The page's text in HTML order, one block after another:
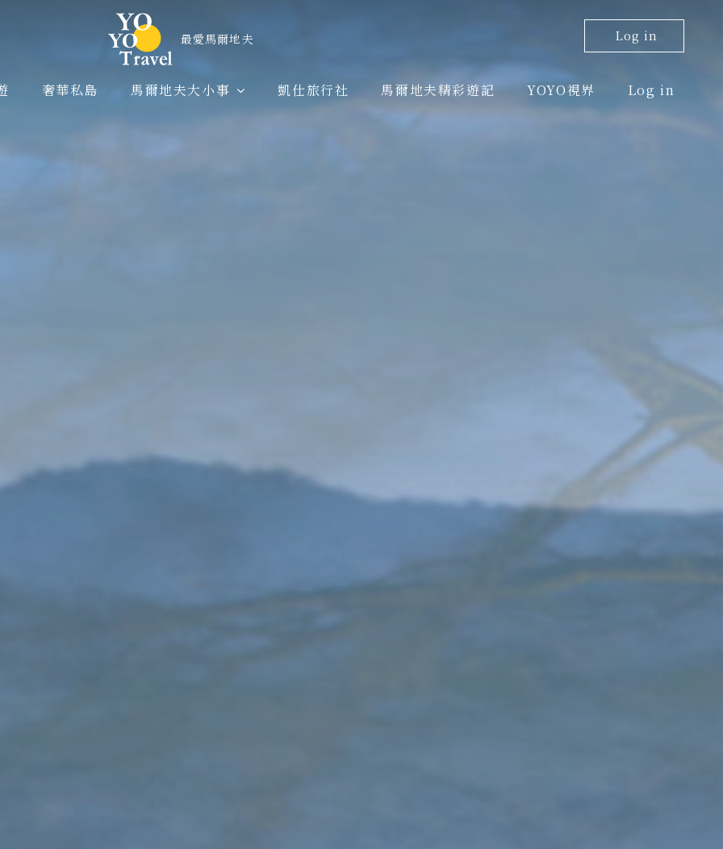
Log in
奢華私島 馬爾地夫大小事 凱仕旅行社 馬爾地夫精彩遊記 YOYO視界 Log in